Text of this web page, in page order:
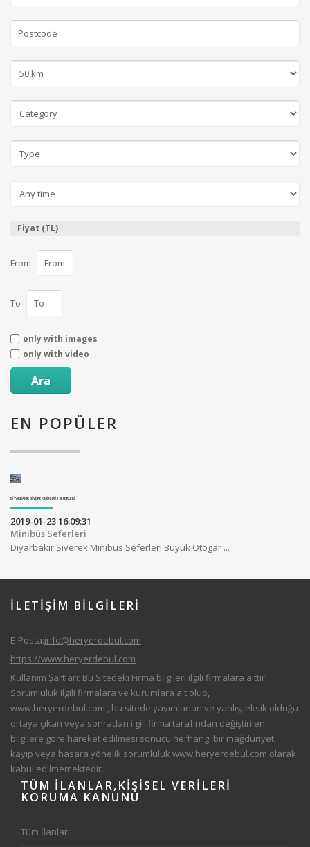
Fiyat (TL)
From
To
only with images
only with video
Ara
EN POPÜLER
DIYARBAKIR SIVEREK MINIBÜS SEFERLERI
2019-01-23 16:09:31
Minibüs Seferleri
Diyarbakır Siverek Minibüs Seferleri Büyük Otogar ...
İLETİŞİM BİLGILERİ
E-Posta:info@heryerdebul.com
https://www.heryerdebul.com
Kullanım Şartları: Bu Sitedeki Firma bilgileri ilgili firmalara aittir.
Sorumluluk ilgili firmalara ve kurumlara ait olup,
www.heryerdebul.com , bu sitede yayımlanan ve yanlış, eksik olduğu
ortaya çıkan veya sonradan ilgili firma tarafından değiştirilen
bilgilere göre hareket edilmesi sonucu herhangi bir mağduriyet,
kayıp veya hasara yönelik sorumluluk www.heryerdebul.com olarak
kabul edilmemektedir.
TÜM İLANLAR,KIŞISEL VERILERI
KORUMA KANUNU
Tüm İlanlar